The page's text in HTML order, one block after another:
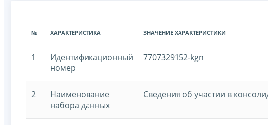
№ ХАРАКТЕРИСТИКА ЗНАЧЕНИЕ ХАРАКТЕРИСТИКИ
1
Идентификационный
номер
7707329152-kgn
2
Наименование
набора данных
Сведения об участии в